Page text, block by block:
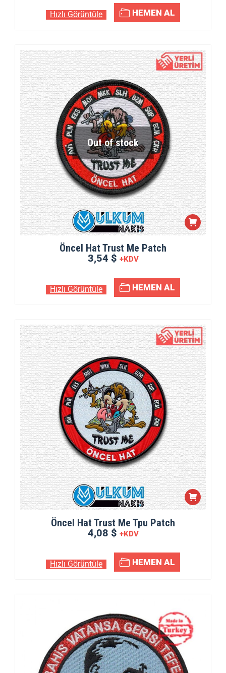
Hızlı Görüntüle HEMEN AL
Out of stock
Öncel Hat Trust Me Patch
3,54 $ +KDV
Hızlı Görüntüle HEMEN AL
Öncel Hat Trust Me Tpu Patch
4,08 $ +KDV
Hızlı Görüntüle HEMEN AL